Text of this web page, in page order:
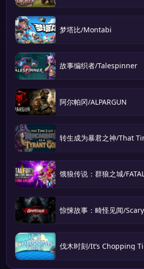
梦塔比/Montabi
故事编织者/Talespinner
阿尔帕冈/ALPARGUN
转生成为暴君之神/That
饿狼传说：群狼之城/
惊悚故事：畸怪见闻/
伐木时刻/It’s Chopping